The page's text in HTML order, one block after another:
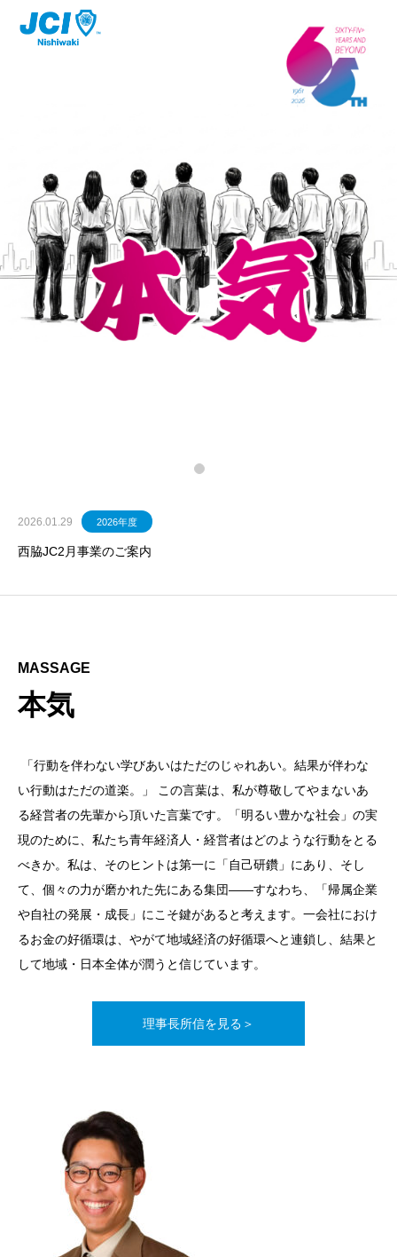
2026.01.29 2026年度
西脇JC2月事業のご案内
MASSAGE
本気
「行動を伴わない学びあいはただのじゃれあい。結果が伴わな
い行動はただの道楽。」 この言葉は、私が尊敬してやまないあ
る経営者の先輩から頂いた言葉です。「明るい豊かな社会」の実
現のために、私たち青年経済人・経営者はどのような行動をとる
べきか。私は、そのヒントは第一に「自己研鑽」にあり、そし
て、個々の力が磨かれた先にある集団――すなわち、「帰属企業
や自社の発展・成長」にこそ鍵があると考えます。一会社におけ
るお金の好循環は、やがて地域経済の好循環へと連鎖し、結果と
して地域・日本全体が潤うと信じています。
理事長所信を見る＞